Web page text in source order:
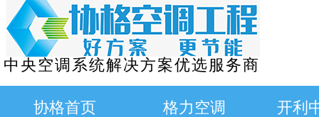
中央空调系统解决方案优选服务商
协格首页 格力空调 开利